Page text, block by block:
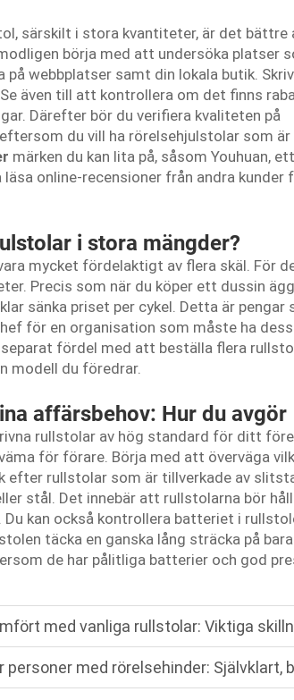
särskilt i stora kvantiteter, är det
börja med att undersöka platser
webbplatser samt din lokala butik.
även till att kontrollera om det finns
Därefter bör du verifiera kvaliteten på
du vill ha rörelsehjulstolar som är
märken du kan lita på, såsom Youhuan,
online-recensioner från andra kunder
i stora mängder?
mycket fördelaktigt av flera skäl. För
Precis som när du köper ett dussin
sänka priset per cykel. Detta är pengar
för en organisation som måste ha
fördel med att beställa flera
modell du föredrar.
affärsbehov: Hur du avgör
rullstolar av hög standard för ditt
för förare. Börja med att överväga
rullstolar som är tillverkade av
stål. Det innebär att rullstolarna bör
kan också kontrollera batteriet i
täcka en ganska lång sträcka på
de har pålitliga batterier och god
rullstolar: Viktiga skillnader att ta hänsyn till vid valet
med rörelsehinder: Självklart, bekväma och